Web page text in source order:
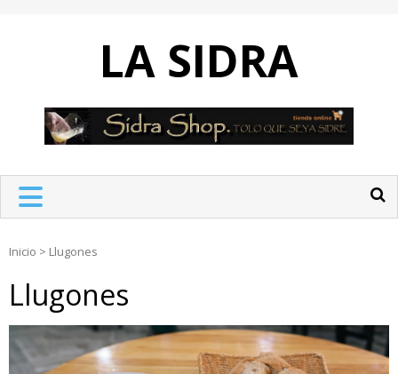
LA SIDRA
Inicio > Llugones
Llugones